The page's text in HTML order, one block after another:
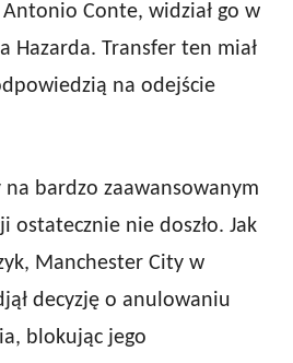
Conte, widział go w
Hazarda. Transfer ten miał
na odejście
na bardzo zaawansowanym
ostatecznie nie doszło. Jak
Manchester City w
decyzję o anulowaniu
blokując jego